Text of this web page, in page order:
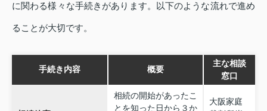
に関わる様々な手続きがあります。以下のような流れで進め
ることが大切です。
手続き内容 概要
主な相談
窓口
相続の開始があったこ
とを知った日から３か
大阪家庭